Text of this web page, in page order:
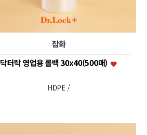
잡화
닥터락 영업용 롤백 30x40(500매)
HDPE /